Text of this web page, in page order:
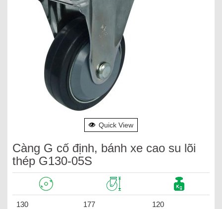
Quick View
Càng G cố định, bánh xe cao su lõi
thép G130-05S
130 177 120